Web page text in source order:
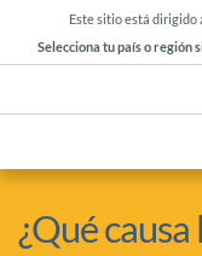
Este sitio está dirigido
Selecciona tu país o región
¿Qué